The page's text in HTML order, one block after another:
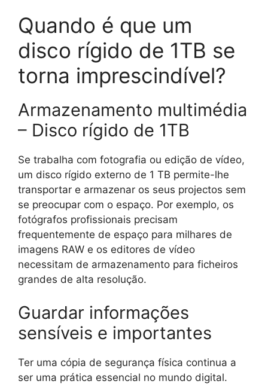
Quando é que um
disco rígido de 1TB se
torna imprescindível?
Armazenamento multimédia
– Disco rígido de 1TB
Se trabalha com fotografia ou edição de vídeo,
um disco rígido externo de 1 TB permite-lhe
transportar e armazenar os seus projectos sem
se preocupar com o espaço. Por exemplo, os
fotógrafos profissionais precisam
frequentemente de espaço para milhares de
imagens RAW e os editores de vídeo
necessitam de armazenamento para ficheiros
grandes de alta resolução.
Guardar informações
sensíveis e importantes
Ter uma cópia de segurança física continua a
ser uma prática essencial no mundo digital.